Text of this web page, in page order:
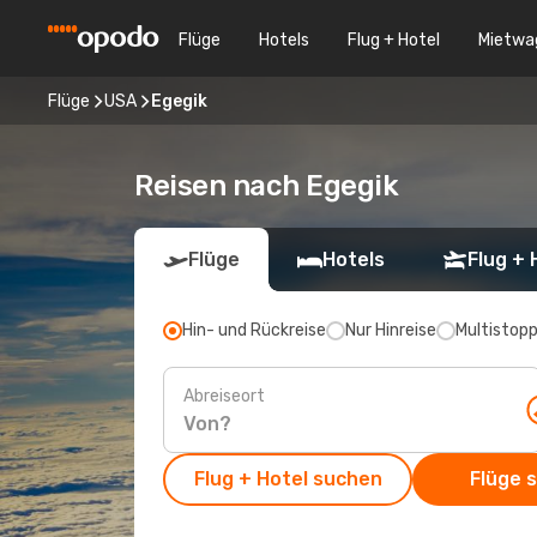
Flüge Hotels Flug + Hotel
Flüge USA Egegik
Reisen nach Egegik
Flüge Hotels Flug +
Hin- und Rückreise Nur Hinreise Multistopp
Abreiseort
Flug + Hotel suchen Flüge